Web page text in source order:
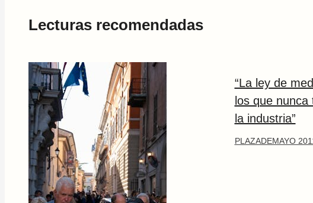
Lecturas recomendadas
“La ley de
los que
la industria”
PLAZADEMAYO